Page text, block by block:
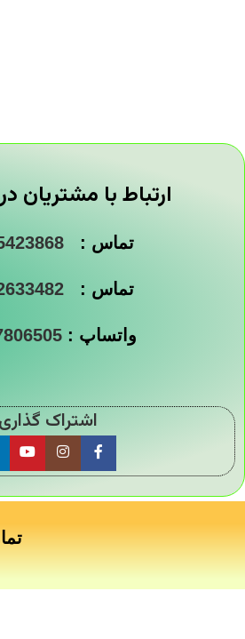
ارتباط با مشتریان
تماس :
تماس :
واتساپ :
اشتراک